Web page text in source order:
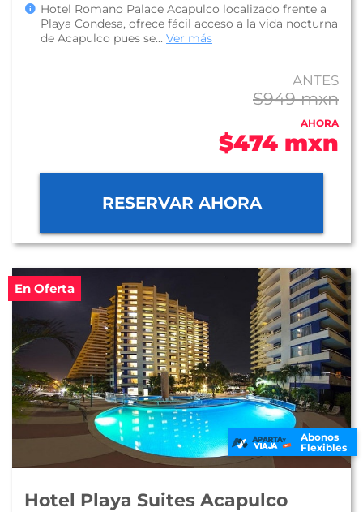
Hotel Romano Palace Acapulco localizado frente a
Playa Condesa, ofrece fácil acceso a la vida nocturna
de Acapulco pues se... Ver más
ANTES
$949 mxn
AHORA
$474 mxn
RESERVAR AHORA
En Oferta
Abonos
Flexibles
Hotel Playa Suites Acapulco